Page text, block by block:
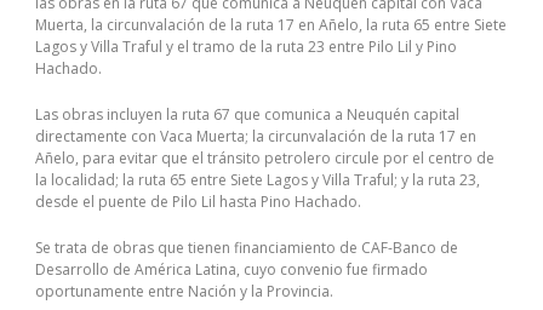
Muerta, la circunvalación de la ruta 17 en Añelo, la ruta 65 entre Siete
Lagos y Villa Traful y el tramo de la ruta 23 entre Pilo Lil y Pino
Hachado.
Las obras incluyen la ruta 67 que comunica a Neuquén capital
directamente con Vaca Muerta; la circunvalación de la ruta 17 en
Añelo, para evitar que el tránsito petrolero circule por el centro de
la localidad; la ruta 65 entre Siete Lagos y Villa Traful; y la ruta 23,
desde el puente de Pilo Lil hasta Pino Hachado.
Se trata de obras que tienen financiamiento de CAF-Banco de
Desarrollo de América Latina, cuyo convenio fue firmado
oportunamente entre Nación y la Provincia.